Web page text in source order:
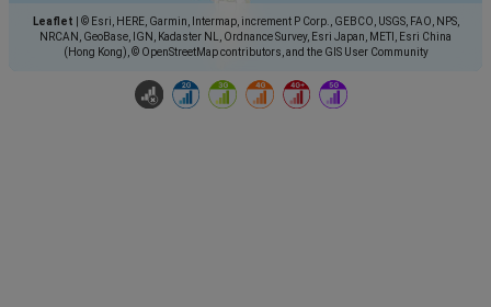
Leaflet
© Esri, HERE, Garmin, Intermap, increment P Corp., GEBCO, USGS, FAO, NPS,
NRCAN, GeoBase, IGN, Kadaster NL, Ordnance Survey, Esri Japan, METI, Esri China
(Hong Kong), © OpenStreetMap contributors, and the GIS User Community